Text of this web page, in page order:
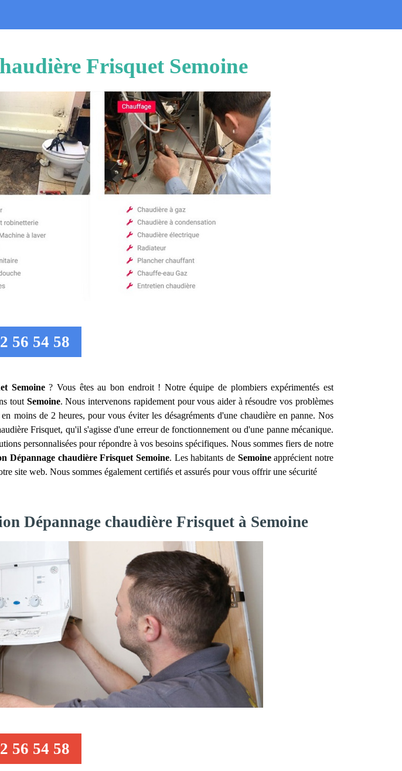
Frisquet Semoine
56 54 58
Semoine? Vous êtes au bon endroit ! Notre équipe de plombiers expérimentés est
tout Semoine. Nous intervenons rapidement pour vous aider à résoudre vos problèmes
moins de 2 heures, pour vous éviter les désagréments d'une chaudière en panne. Nos
Frisquet, qu'il s'agisse d'une erreur de fonctionnement ou d'une panne mécanique.
personnalisées pour répondre à vos besoins spécifiques. Nous sommes fiers de notre
Dépannage chaudière Frisquet Semoine. Les habitants de Semoineapprécient notre
site web. Nous sommes également certifiés et assurés pour vous offrir une sécurité
Dépannage chaudière Frisquet à Semoine
56 54 58